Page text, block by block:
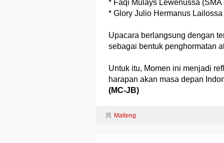
* Faqi Mulays Lewenussa
* Glory Julio Hermanus
Upacara berlangsung dengan
sebagai bentuk penghormatan
Untuk itu, Momen ini menjadi
harapan akan masa depan
(MC-JB)
Malteng